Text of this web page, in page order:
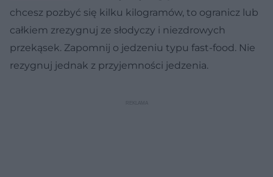
chcesz pozbyć się kilku kilogramów, to ogranicz lub
całkiem zrezygnuj ze słodyczy i niezdrowych
przekąsek. Zapomnij o jedzeniu typu fast-food. Nie
rezygnuj jednak z przyjemności jedzenia.